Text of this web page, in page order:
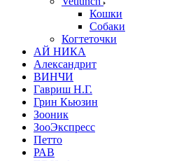
Кошки
Собаки
Когтеточки
АЙ НИКА
Александрит
ВИНЧИ
Гавриш Н.Г.
Грин Кьюзин
Зооник
ЗооЭкспресс
Петто
РАВ